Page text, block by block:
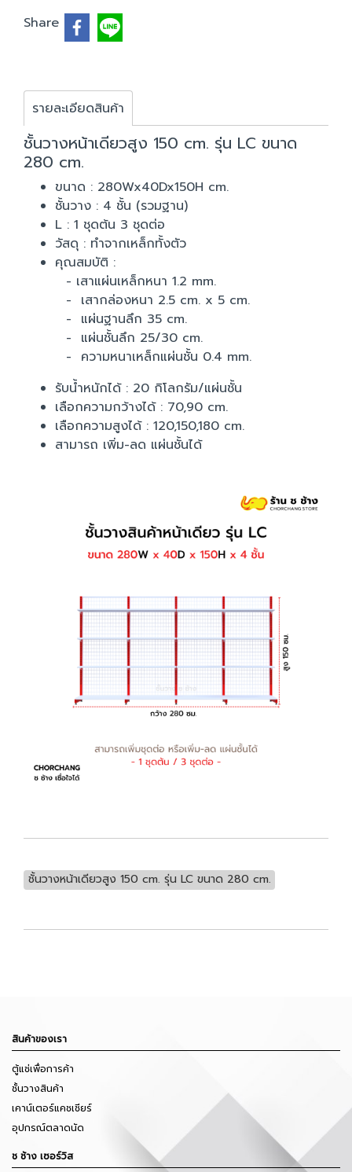
Share
รายละเอียดสินค้า
ชั้นวางหน้าเดียวสูง 150 cm. รุ่น LC ขนาด
280 cm.
ขนาด : 280Wx40Dx150H cm.
ชั้นวาง : 4 ชั้น (รวมฐาน)
L : 1 ชุดต้น 3 ชุดต่อ
วัสดุ : ทำจากเหล็กทั้งตัว
คุณสมบัติ :
- เสาแผ่นเหล็กหนา 1.2 mm.
- เสากล่องหนา 2.5 cm. x 5 cm.
- แผ่นฐานลึก 35 cm.
- แผ่นชั้นลึก 25/30 cm.
- ความหนาเหล็กแผ่นชั้น 0.4 mm.
รับน้ำหนักได้ : 20 กิโลกรัม/แผ่นชั้น
เลือกความกว้างได้ : 70,90 cm.
เลือกความสูงได้ : 120,150,180 cm.
สามารถ เพิ่ม-ลด แผ่นชั้นได้
ชั้นวางหน้าเดียวสูง 150 cm. รุ่น LC ขนาด 280 cm.
สินค้าของเรา
ตู้แช่เพื่อการค้า
ชั้นวางสินค้า
เคาน์เตอร์แคชเชียร์
อุปกรณ์ตลาดนัด
ช ช้าง เซอร์วิส